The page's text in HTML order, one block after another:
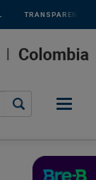
TRANSPARENCIA